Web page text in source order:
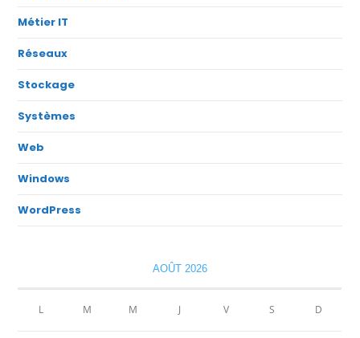
Métier IT
Réseaux
Stockage
Systèmes
Web
Windows
WordPress
AOÛT 2026
L M M J V S D